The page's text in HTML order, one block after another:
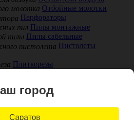
Отбойные молотки
Перфораторы
Пилы монтажные
Пилы сабельные
Пистолеты
Плиткорезы
Подъемники фасадные
город
Саратов